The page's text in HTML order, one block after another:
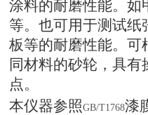
涂料的耐磨性能。如
等。也可用于测试纸
板等的耐磨性能。可
同材料的砂轮，具
点。
本仪器参照GB/T1768漆